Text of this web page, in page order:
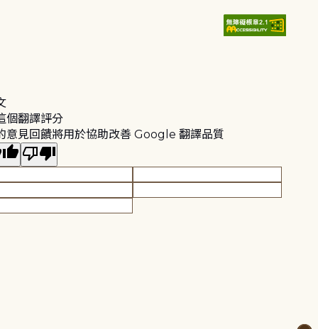
個翻譯評分
意見回饋將用於協助改善 Google 翻譯品質